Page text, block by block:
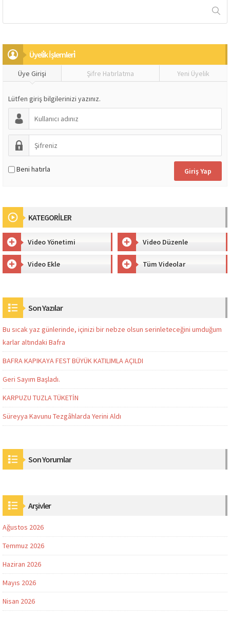
Üyeli̇k İşlemleri̇
Üye Girişi Şifre Hatırlatma Yeni Üyelik
Lütfen giriş bilgilerinizi yazınız.
Beni hatırla
KATEGORİLER
Video Yönetimi Video Düzenle
Video Ekle Tüm Videolar
Son Yazılar
Bu sıcak yaz günlerinde, içinizi bir nebze olsun serinleteceğini umduğum
karlar altındaki Bafra
BAFRA KAPIKAYA FEST BÜYÜK KATILIMLA AÇILDI
Geri Sayım Başladı.
KARPUZU TUZLA TÜKETİN
Süreyya Kavunu Tezgâhlarda Yerini Aldı
Son Yorumlar
Arşivler
Ağustos 2026
Temmuz 2026
Haziran 2026
Mayıs 2026
Nisan 2026